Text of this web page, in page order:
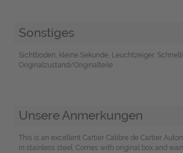
Sonstiges
Sichtboden, kleine Sekunde, Leuchtzeiger,
Originalzustand/Originalteile
Unsere Anmerkungen
This is an excellent Cartier Calibre de Cartier
in stainless steel. Comes with original box and